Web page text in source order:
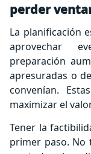
perder
La planificación
aprovechar
preparación
apresuradas o
convenían.
maximizar el
Tener la
primer paso. No